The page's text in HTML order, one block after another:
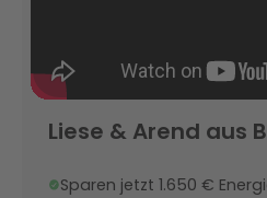
Liese & Arend aus
Sparen jetzt 1.650 €